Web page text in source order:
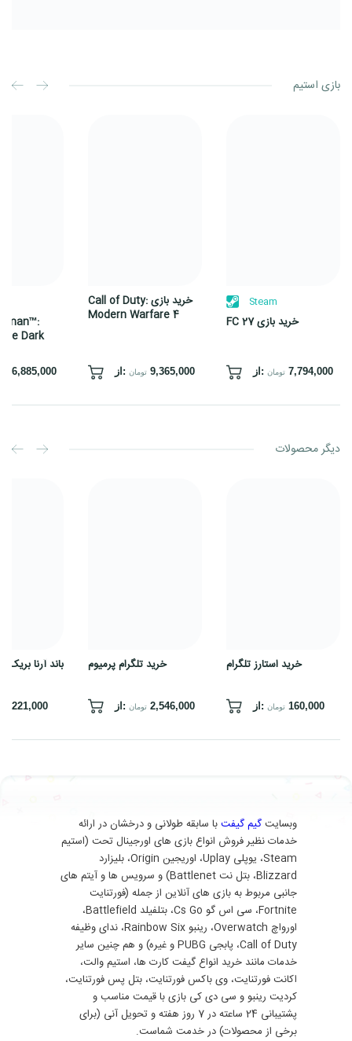
بازی استیم
Steam
خرید بازی FC 27
از: 7,794,000 تومان
خرید بازی Call of Duty:
Modern Warfare 4
از: 9,365,000 تومان
Dark
6,885,000
دیگر محصولات
خرید استارز تلگرام
از: 160,000 تومان
خرید تلگرام پرمیوم
از: 2,546,000 تومان
باند آرنا بریک
221,000
وبسایت گیم گیفتبا سابقه طولانی و درخشان در ارائه
خدمات نظیر فروش انواع بازی های اورجینال تحت (استیم
Steam، یوپلی Uplay، اوریجین Origin، بلیزارد
Blizzard، بتل نت Battlenet) و سرویس ها و آیتم های
جانبی مربوط به بازی های آنلاین از جمله (فورتنایت
Fortnite، سی اس گو Cs Go، بتلفیلد Battlefield،
اورواچ Overwatch، رینبو Rainbow Six، ندای وظیفه
Call of Duty، پابجی PUBG و غیره) و هم چنین سایر
خدمات مانند خرید انواع گیفت کارت ها، استیم والت،
اکانت فورتنایت، وی باکس فورتنایت، بتل پس فورتنایت،
کردیت رینبو و سی دی کی بازی با قیمت مناسب و
پشتیبانی 24 ساعته در 7 روز هفته و تحویل آنی (برای
برخی از محصولات) در خدمت شماست.